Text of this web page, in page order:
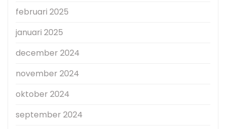
februari 2025
januari 2025
december 2024
november 2024
oktober 2024
september 2024